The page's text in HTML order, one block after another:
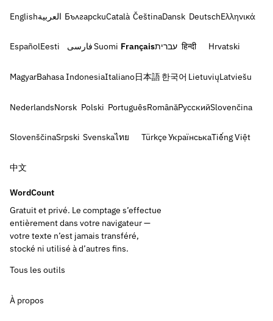
Englishالعربية БългарскиCatalà ČeštinaDansk DeutschΕλληνικά
EspañolEesti فارسیSuomi Françaisעברית हिन्दी Hrvatski
MagyarBahasa IndonesiaItaliano日本語한국어 LietuviųLatviešu
NederlandsNorsk Polski PortuguêsRomânăРусскийSlovenčina
SlovenščinaSrpski Svenskaไทย TürkçeУкраїнськаTiếng Việt
中文
WordCount
Gratuit et privé. Le comptage s’effectue
entièrement dans votre navigateur —
votre texte n’est jamais transféré,
stocké ni utilisé à d’autres fins.
Tous les outils
À propos